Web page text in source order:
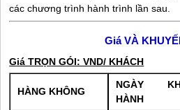
các chương trình hành trình lần sau.
Giá VÀ
Giá TRỌN GÓI: VND/ KHÁCH
HÀNG KHÔNG
NGÀY
HÀNH